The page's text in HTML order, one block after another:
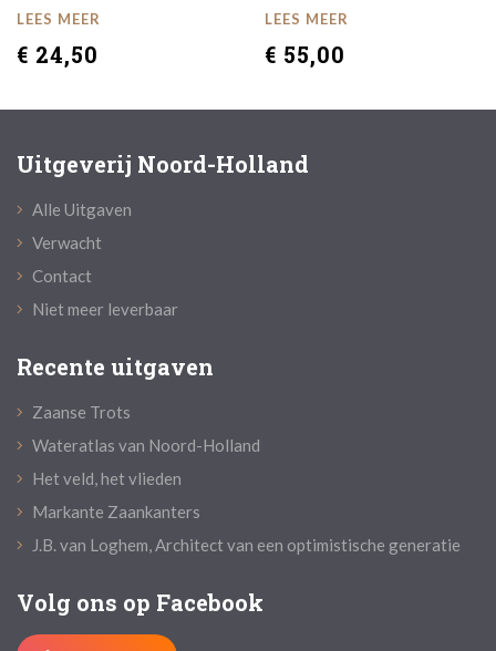
LEES MEER
€ 24,50
LEES MEER
€ 55,00
Uitgeverij Noord-Holland
Alle Uitgaven
Verwacht
Contact
Niet meer leverbaar
Recente uitgaven
Zaanse Trots
Wateratlas van Noord-Holland
Het veld, het vlieden
Markante Zaankanters
J.B. van Loghem, Architect van een optimistische generatie
Volg ons op Facebook